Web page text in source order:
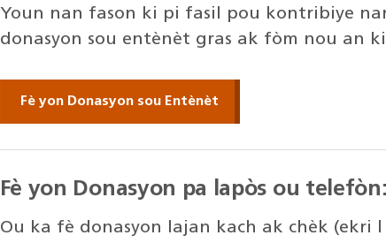
Youn nan fason ki pi fasil pou kontribiye
donasyon sou entènèt gras ak fòm nou an
Fè yon Donasyon sou Entènèt
Fè yon Donasyon pa lapòs ou telefòn:
Ou ka fè donasyon lajan kach ak chèk (ekri